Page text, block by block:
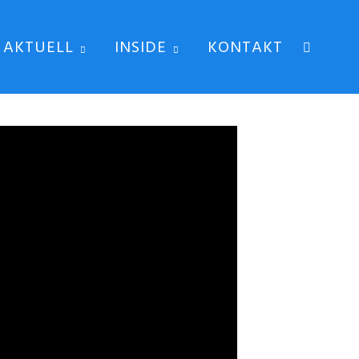
AKTUELL INSIDE KONTAKT